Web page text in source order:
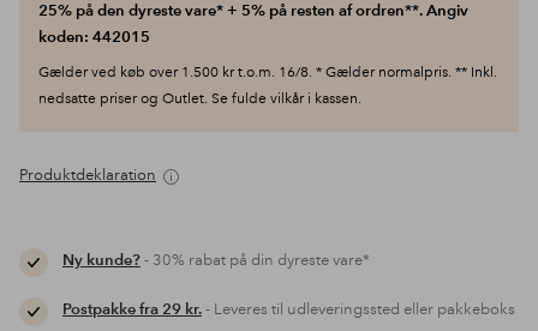
25% på den dyreste vare* + 5% på resten af ordren**. Angiv
koden: 442015
Gælder ved køb over 1.500 kr t.o.m. 16/8. * Gælder normalpris. ** Inkl.
nedsatte priser og Outlet. Se fulde vilkår i kassen.
Produktdeklaration
Ny kunde?- 30% rabat på din dyreste vare*
Postpakke fra 29 kr.- Leveres til udleveringssted eller pakkeboks